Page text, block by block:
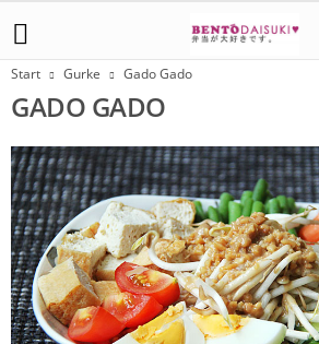
Start Gurke Gado Gado
GADO GADO